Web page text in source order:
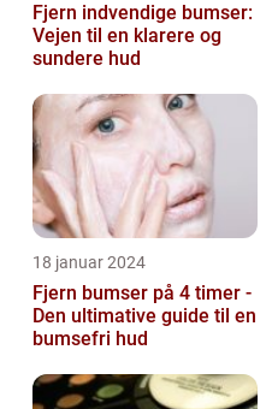
Fjern indvendige bumser:
Vejen til en klarere og
sundere hud
18 januar 2024
Fjern bumser på 4 timer -
Den ultimative guide til en
bumsefri hud